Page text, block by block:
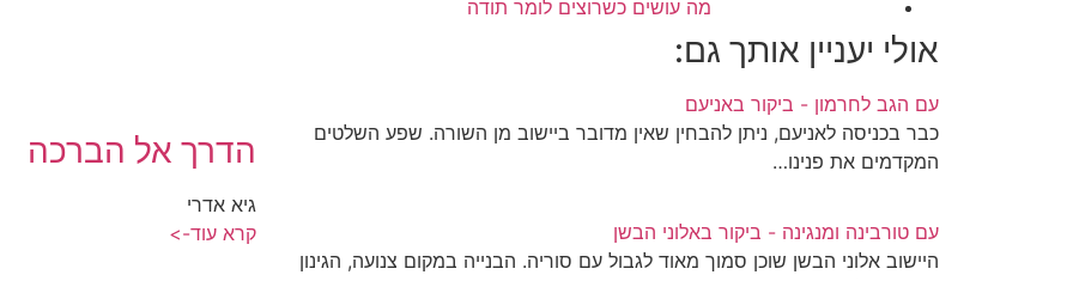
מה עושים כשרוצים לומר תודה
אולי יעניין אותך גם:
עם הגב לחרמון - ביקור באניעם
כבר בכניסה לאניעם, ניתן להבחין שאין מדובר ביישוב מן השורה. שפע השלטים
המקדמים את פנינו…
עם טורבינה ומנגינה - ביקור באלוני הבשן
היישוב אלוני הבשן שוכן סמוך מאוד לגבול עם סוריה. הבנייה במקום צנועה, הגינון
הדרך אל הברכה
גיא אדרי
קרא עוד->